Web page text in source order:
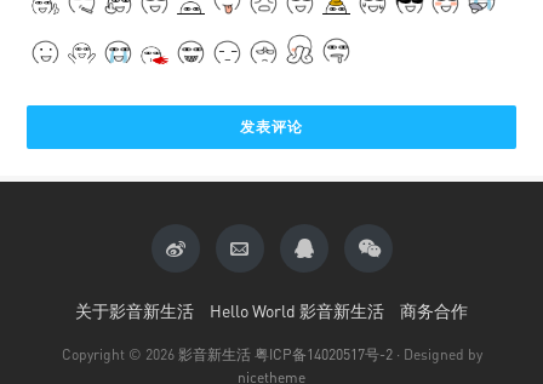
关于影音新生活 Hello World 影音新生活 商务合作
Copyright © 2026 影音新生活 粤ICP备14020517号-2 · Designed by
nicetheme